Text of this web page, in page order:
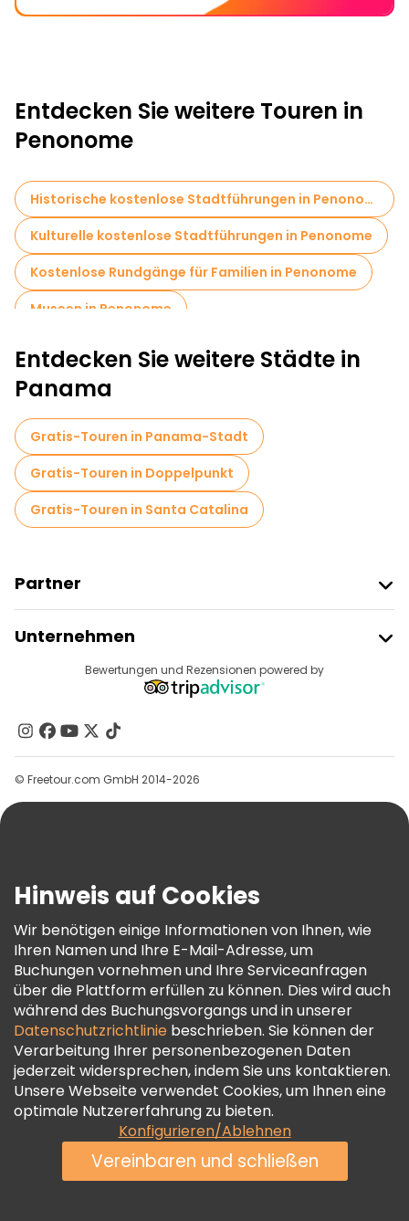
Entdecken Sie weitere Touren in
Penonome
Historische kostenlose Stadtführungen in Penonome
Kulturelle kostenlose Stadtführungen in Penonome
Kostenlose Rundgänge für Familien in Penonome
Museen in Penonome
Entdecken Sie weitere Städte in
Panama
Gratis-Touren in Panama-Stadt
Gratis-Touren in Doppelpunkt
Gratis-Touren in Santa Catalina
Partner
Anbieter-Anmeldung
Affiliate-Programm
Unternehmen
Reiseziele
Kontakt
Gruppen
Hilfe
AGB Und Rechtliches
Cookie-Richtlinie
Freetour Auszeichnungen
Treueprogramm
Bewertungen und Rezensionen powered by
© Freetour.com GmbH 2014-2026
Hinweis auf Cookies
Wir benötigen einige Informationen von Ihnen, wie
Ihren Namen und Ihre E-Mail-Adresse, um
Buchungen vornehmen und Ihre Serviceanfragen
über die Plattform erfüllen zu können. Dies wird auch
während des Buchungsvorgangs und in unserer
Datenschutzrichtlinie beschrieben. Sie können der
Verarbeitung Ihrer personenbezogenen Daten
jederzeit widersprechen, indem Sie uns kontaktieren.
Unsere Webseite verwendet Cookies, um Ihnen eine
optimale Nutzererfahrung zu bieten.
Konfigurieren/Ablehnen
Vereinbaren und schließen